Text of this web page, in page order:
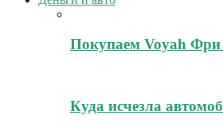
Покупаем Voyah Фри
Куда исчезла